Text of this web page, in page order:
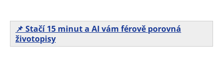
📌 Stačí 15 minut a AI vám férově porovná
životopisy